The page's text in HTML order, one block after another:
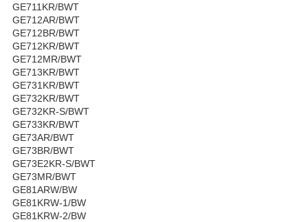
GE711KR/BWT
GE712AR/BWT
GE712BR/BWT
GE712KR/BWT
GE712MR/BWT
GE713KR/BWT
GE731KR/BWT
GE732KR/BWT
GE732KR-S/BWT
GE733KR/BWT
GE73AR/BWT
GE73BR/BWT
GE73E2KR-S/BWT
GE73MR/BWT
GE81ARW/BW
GE81KRW-1/BW
GE81KRW-2/BW